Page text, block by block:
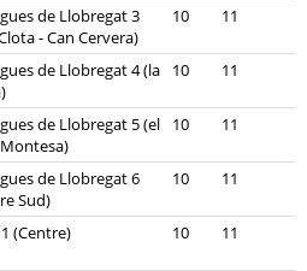
de Llobregat 3
- Can Cervera)
10 11
de Llobregat 4 (la
10 11
de Llobregat 5 (el
10 11
de Llobregat 6
Sud)
10 11
(Centre) 10 11